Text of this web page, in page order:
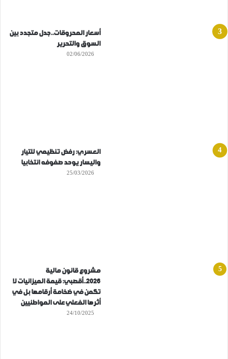
أسعار المحروقات..جدل متجدد بين
السوق والتحرير
02/06/2026
العسري: رفض تنظيمي للتيار
واليسار يوحد صفوفه انتخابيا
25/03/2026
مشروع قانون مالية
2026..أقصبي: قيمة الميزانيات لا
تكمن في ضخامة أرقامها بل في
أثرها الفعلي على المواطنيين
24/10/2025